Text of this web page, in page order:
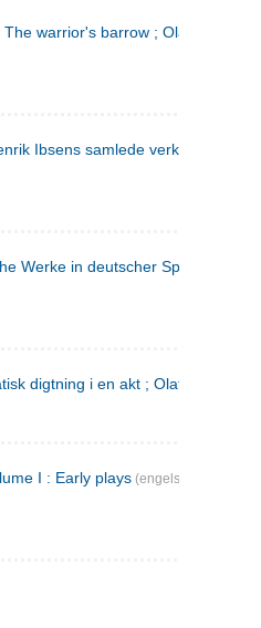
The warrior's barrow ; Olaf Liljekrans
Ibsens samlede verker. 3
Werke in deutscher Sprache. 2
digtning i en akt ; Olaf Liljekrans :
I : Early plays (engelsk)